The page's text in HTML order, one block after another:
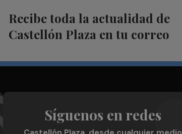
Recibe toda la actualidad de
Castellón Plaza en tu correo
Síguenos en redes